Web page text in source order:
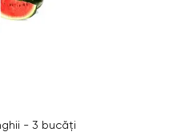
- 3 bucăți